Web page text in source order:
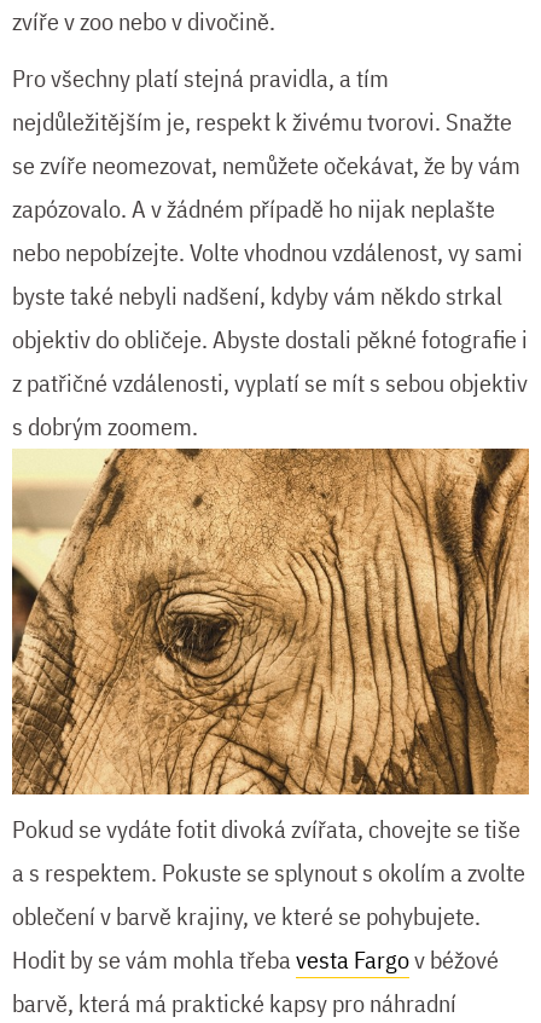
zvíře v zoo nebo v divočině.
Pro všechny platí stejná pravidla, a tím
nejdůležitějším je, respekt k živému tvorovi. Snažte
se zvíře neomezovat, nemůžete očekávat, že by vám
zapózovalo. A v žádném případě ho nijak neplašte
nebo nepobízejte. Volte vhodnou vzdálenost, vy sami
byste také nebyli nadšení, kdyby vám někdo strkal
objektiv do obličeje. Abyste dostali pěkné fotografie i
z patřičné vzdálenosti, vyplatí se mít s sebou objektiv
s dobrým zoomem.
Pokud se vydáte fotit divoká zvířata, chovejte se tiše
a s respektem. Pokuste se splynout s okolím a zvolte
oblečení v barvě krajiny, ve které se pohybujete.
Hodit by se vám mohla třebavesta Fargov béžové
barvě, která má praktické kapsy pro náhradní